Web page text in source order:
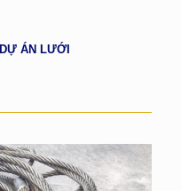
DỰ ÁN LƯỚI